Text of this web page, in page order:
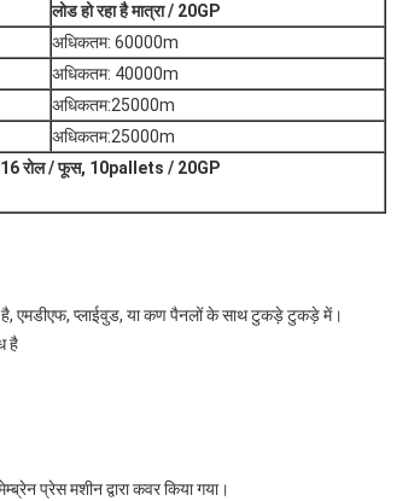
लोड हो रहा है मात्रा / 20GP
अधिकतम: 60000m
अधिकतम: 40000m
अधिकतम:25000m
अधिकतम:25000m
16 रोल / फूस, 10pallets / 20GP
है, एमडीएफ, प्लाईवुड, या कण पैनलों के साथ टुकड़े टुकड़े में।
है
प्रेस मशीन द्वारा कवर किया गया।